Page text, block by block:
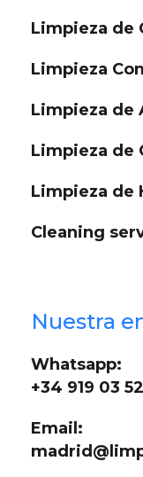
Limpieza de
Limpieza
Limpieza de
Limpieza de
Limpieza de
Cleaning
Nuestra
Whatsapp:
+34 919 03
Email: